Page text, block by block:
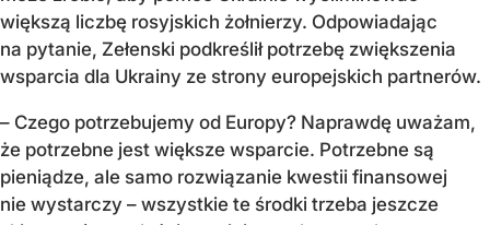
większą liczbę rosyjskich żołnierzy. Odpowiadając
na pytanie, Zełenski podkreślił potrzebę zwiększenia
wsparcia dla Ukrainy ze strony europejskich partnerów.
– Czego potrzebujemy od Europy? Naprawdę uważam,
że potrzebne jest większe wsparcie. Potrzebne są
pieniądze, ale samo rozwiązanie kwestii finansowej
nie wystarczy – wszystkie te środki trzeba jeszcze